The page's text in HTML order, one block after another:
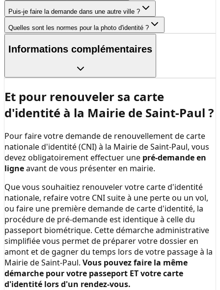
Puis-je faire la demande dans une autre ville ?
Quelles sont les normes pour la photo d'identité ?
Informations complémentaires
Et pour renouveler sa carte
d'identité à la Mairie de Saint-Paul ?
Pour faire votre demande de renouvellement de carte
nationale d'identité (CNI) à la Mairie de Saint-Paul, vous
devez obligatoirement effectuer une pré-demande en
ligneavant de vous présenter en mairie.
Que vous souhaitiez renouveler votre carte d'identité
nationale, refaire votre CNI suite à une perte ou un vol,
ou faire une première demande de carte d'identité, la
procédure de pré-demande est identique à celle du
passeport biométrique. Cette démarche administrative
simplifiée vous permet de préparer votre dossier en
amont et de gagner du temps lors de votre passage à la
Mairie de Saint-Paul. Vous pouvez faire la même
démarche pour votre passeport ET votre carte
d'identité lors d'un rendez-vous.